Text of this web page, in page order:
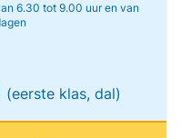
6.30 tot 9.00 uur en van
(eerste klas, dal)